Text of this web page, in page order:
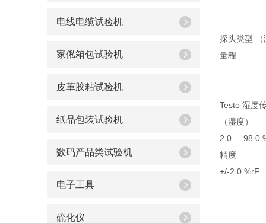
电线电缆试验机
家俬箱包试验机
皮革胶粘试验机
纸品包装试验机
数码产品类试验机
电子工具
硫化仪
探头类型 （
量程
Testo 湿度
（湿度）
2.0 ... 98.0
精度
+/-2.0 %rF